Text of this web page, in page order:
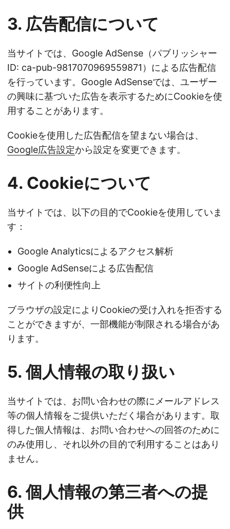
3. 広告配信について
当サイトでは、Google AdSense（パブリッシャー
ID: ca-pub-9817070969559871）による広告配信
を行っています。Google AdSenseでは、ユーザー
の興味に基づいた広告を表示するためにCookieを使
用することがあります。
Cookieを使用した広告配信を望まない場合は、
Google広告設定から設定を変更できます。
4. Cookieについて
当サイトでは、以下の目的でCookieを使用していま
す：
Google Analyticsによるアクセス解析
Google AdSenseによる広告配信
サイトの利便性向上
ブラウザの設定によりCookieの受け入れを拒否する
ことができますが、一部機能が制限される場合があ
ります。
5. 個人情報の取り扱い
当サイトでは、お問い合わせの際にメールアドレス
等の個人情報をご提供いただく場合があります。取
得した個人情報は、お問い合わせへの回答のために
のみ使用し、それ以外の目的で利用することはあり
ません。
6. 個人情報の第三者への提
供